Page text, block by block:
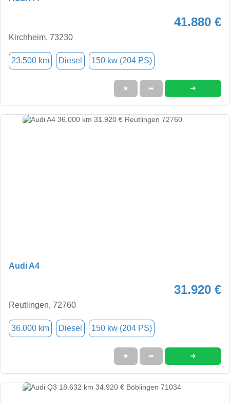
41.880 €
Kirchheim, 73230
23.500 km Diesel 150 kw (204 PS)
★ ➦ ➜
Audi A4
31.920 €
Reutlingen, 72760
36.000 km Diesel 150 kw (204 PS)
★ ➦ ➜